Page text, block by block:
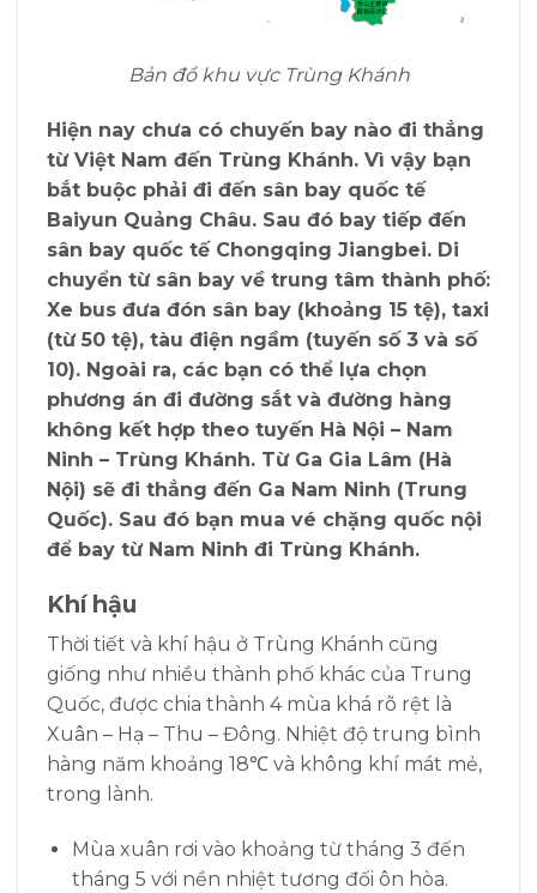
Bản đồ khu vực Trùng Khánh
Hiện nay chưa có chuyến bay nào đi thẳng
từ Việt Nam đến Trùng Khánh. Vì vậy bạn
bắt buộc phải đi đến sân bay quốc tế
Baiyun Quảng Châu. Sau đó bay tiếp đến
sân bay quốc tế Chongqing Jiangbei. Di
chuyển từ sân bay về trung tâm thành phố:
Xe bus đưa đón sân bay (khoảng 15 tệ), taxi
(từ 50 tệ), tàu điện ngầm (tuyến số 3 và số
10). Ngoài ra, các bạn có thể lựa chọn
phương án đi đường sắt và đường hàng
không kết hợp theo tuyến Hà Nội – Nam
Ninh – Trùng Khánh. Từ Ga Gia Lâm (Hà
Nội) sẽ đi thẳng đến Ga Nam Ninh (Trung
Quốc). Sau đó bạn mua vé chặng quốc nội
để bay từ Nam Ninh đi Trùng Khánh.
Khí hậu
Thời tiết và khí hậu ở Trùng Khánh cũng
giống như nhiều thành phố khác của Trung
Quốc, được chia thành 4 mùa khá rõ rệt là
Xuân – Hạ – Thu – Đông. Nhiệt độ trung bình
hàng năm khoảng 18℃ và không khí mát mẻ,
trong lành.
Mùa xuân rơi vào khoảng từ tháng 3 đến
tháng 5 với nền nhiệt tương đối ôn hòa.